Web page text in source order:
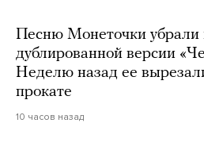
Песню Монеточки убрали
дублированной версии
Неделю назад ее
прокате
10 часов назад